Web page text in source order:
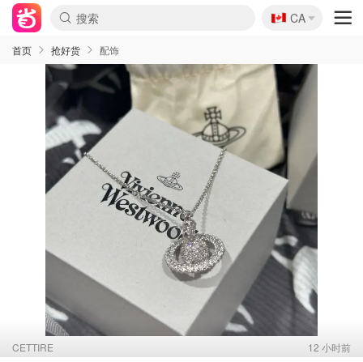
🇨🇦
CA
首页 抢好货 配饰
CETTIRE 12 小时前